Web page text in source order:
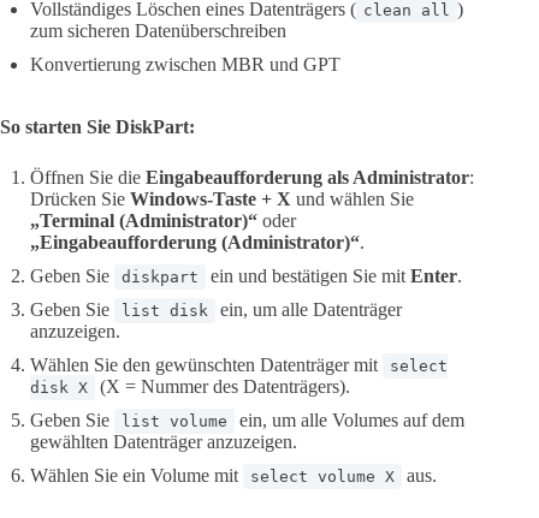
Vollständiges Löschen eines Datenträgers ( clean all )
zum sicheren Datenüberschreiben
Konvertierung zwischen MBR und GPT
So starten Sie DiskPart:
Öffnen Sie die Eingabeaufforderung als Administrator:
Drücken Sie Windows-Taste + X und wählen Sie
„Terminal (Administrator)“ oder
„Eingabeaufforderung (Administrator)“.
Geben Sie
diskpart ein und bestätigen Sie mit Enter.
Geben Sie
list disk
ein, um alle Datenträger
anzuzeigen.
Wählen Sie den gewünschten Datenträger mit
select
disk X
(X = Nummer des Datenträgers).
Geben Sie
list volume
ein, um alle Volumes auf dem
gewählten Datenträger anzuzeigen.
Wählen Sie ein Volume mit
select volume X aus.